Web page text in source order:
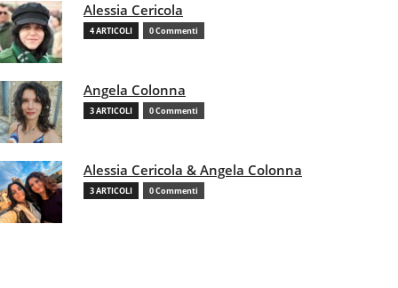
Alessia Cericola
4 ARTICOLI 0 Commenti
Angela Colonna
3 ARTICOLI 0 Commenti
Alessia Cericola & Angela Colonna
3 ARTICOLI 0 Commenti